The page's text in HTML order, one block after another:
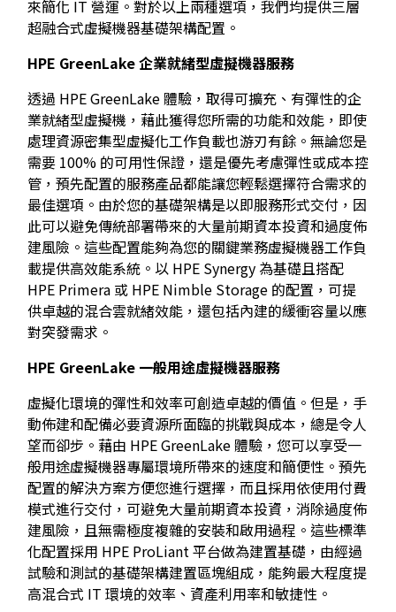
來簡化 IT 營運。對於以上兩種選項，我們均提供三層
超融合式虛擬機器基礎架構配置。
HPE GreenLake企業就緒型虛擬機器服務
透過 HPE GreenLake 體驗，取得可擴充、有彈性的企
業就緒型虛擬機，藉此獲得您所需的功能和效能，即使
處理資源密集型虛擬化工作負載也游刃有餘。無論您是
需要 100% 的可用性保證，還是優先考慮彈性或成本控
管，預先配置的服務產品都能讓您輕鬆選擇符合需求的
最佳選項。由於您的基礎架構是以即服務形式交付，因
此可以避免傳統部署帶來的大量前期資本投資和過度佈
建風險。這些配置能夠為您的關鍵業務虛擬機器工作負
載提供高效能系統。以 HPE Synergy 為基礎且搭配
HPE Primera 或 HPE Nimble Storage 的配置，可提
供卓越的混合雲就緒效能，還包括內建的緩衝容量以應
對突發需求。
HPE GreenLake 一般用途虛擬機器服務
虛擬化環境的彈性和效率可創造卓越的價值。但是，手
動佈建和配備必要資源所面臨的挑戰與成本，總是令人
望而卻步。藉由 HPE GreenLake 體驗，您可以享受一
般用途虛擬機器專屬環境所帶來的速度和簡便性。預先
配置的解決方案方便您進行選擇，而且採用依使用付費
模式進行交付，可避免大量前期資本投資，消除過度佈
建風險，且無需極度複雜的安裝和啟用過程。這些標準
化配置採用 HPE ProLiant 平台做為建置基礎，由經過
試驗和測試的基礎架構建置區塊組成，能夠最大程度提
高混合式 IT 環境的效率、資產利用率和敏捷性。